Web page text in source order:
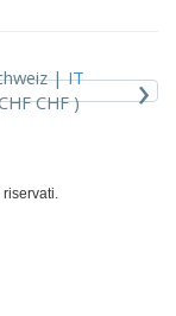
|IT
CHF )
›
riservati.